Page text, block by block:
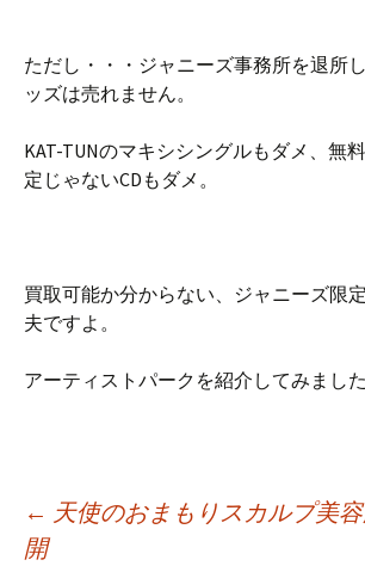
ただし・・・ジャニーズ事務所を退所
ッズは売れません。
KAT-TUNのマキシシングルもダメ、無
定じゃないCDもダメ。
買取可能か分からない、ジャニーズ限
夫ですよ。
アーティストパークを紹介してみました
投
← 天使のおまもりスカルプ美
開